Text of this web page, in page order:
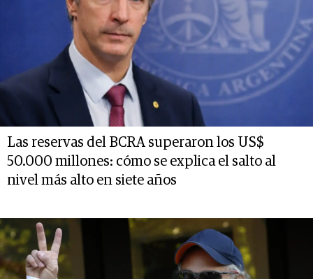
Las reservas del BCRA superaron los US$
50.000 millones: cómo se explica el salto al
nivel más alto en siete años